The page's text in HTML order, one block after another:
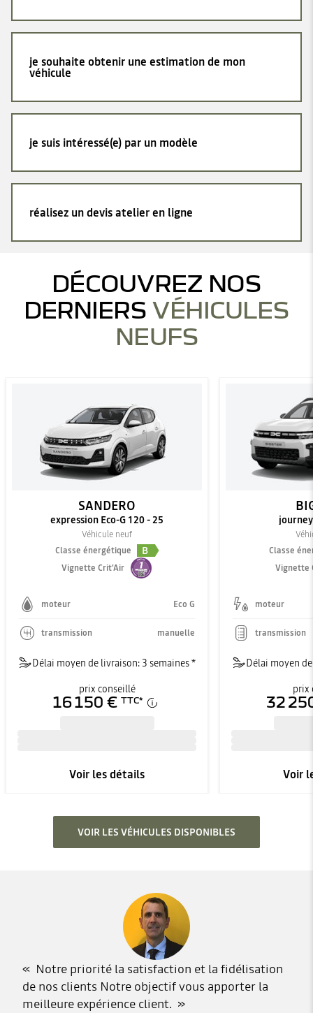
je souhaite obtenir une estimation de mon
véhicule
je suis intéressé(e) par un modèle
réalisez un devis atelier en ligne
DÉCOUVREZ NOS
DERNIERS VÉHICULES
NEUFS
SANDERO
expression Eco-G 120 - 25
Véhicule neuf
Classe énergétique
B
Vignette Crit'Air
moteur Eco G
transmission manuelle
Délai moyen de livraison: 3 semaines *
prix conseillé
16 150 € TTC*
Voir les détails
Classe
Vignette
moteur
transmission
Délai moyen
prix
32
Voir
VOIR LES VÉHICULES DISPONIBLES
Notre priorité la satisfaction et la fidélisation
de nos clients Notre objectif vous apporter la
meilleure expérience client.